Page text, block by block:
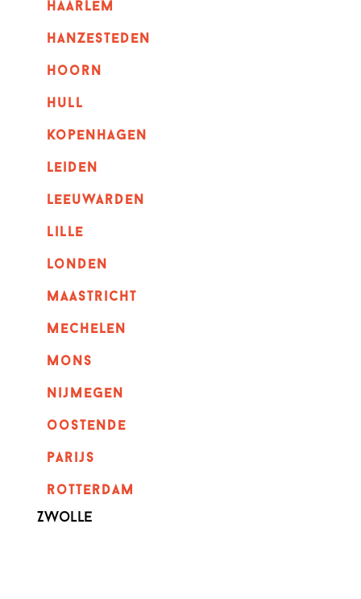
haarlem
hanzesteden
hoorn
hull
kopenhagen
leiden
leeuwarden
lille
londen
maastricht
mechelen
mons
nijmegen
oostende
parijs
rotterdam
Zwolle